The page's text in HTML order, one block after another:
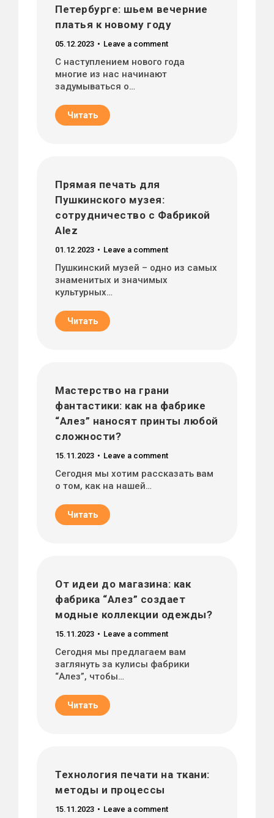
Петербурге: шьем вечерние
платья к новому году
05.12.2023 Leave a comment
С наступлением нового года
многие из нас начинают
задумываться о…
Читать
Прямая печать для
Пушкинского музея:
сотрудничество с Фабрикой
Alez
01.12.2023 Leave a comment
Пушкинский музей – одно из самых
знаменитых и значимых
культурных…
Читать
Мастерство на грани
фантастики: как на фабрике
“Алез” наносят принты любой
сложности?
15.11.2023 Leave a comment
Сегодня мы хотим рассказать вам
о том, как на нашей…
Читать
От идеи до магазина: как
фабрика “Алез” создает
модные коллекции одежды?
15.11.2023 Leave a comment
Сегодня мы предлагаем вам
заглянуть за кулисы фабрики
“Алез”, чтобы…
Читать
Технология печати на ткани:
методы и процессы
15.11.2023 Leave a comment